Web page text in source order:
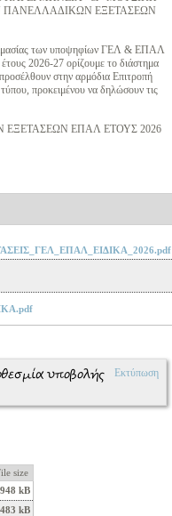
ΕΞΕΤΑΣΕΩΝ
των υποψηφίων ΓΕΛ & ΕΠΑΛ
2026-27 ορίζουμε το διάστημα
στην αρμόδια Επιτροπή
προκειμένου να δηλώσουν τις
ΕΠΑΛ ΕΤΟΥΣ 2026
Εκτύπωση
υποβολής
size
kB
483 kB